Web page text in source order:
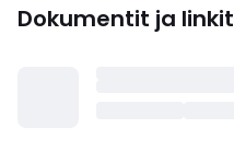
Dokumentit ja linkit